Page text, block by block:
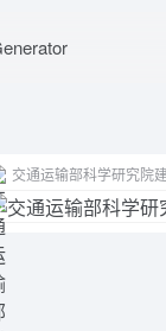
交通运输部科学研究院